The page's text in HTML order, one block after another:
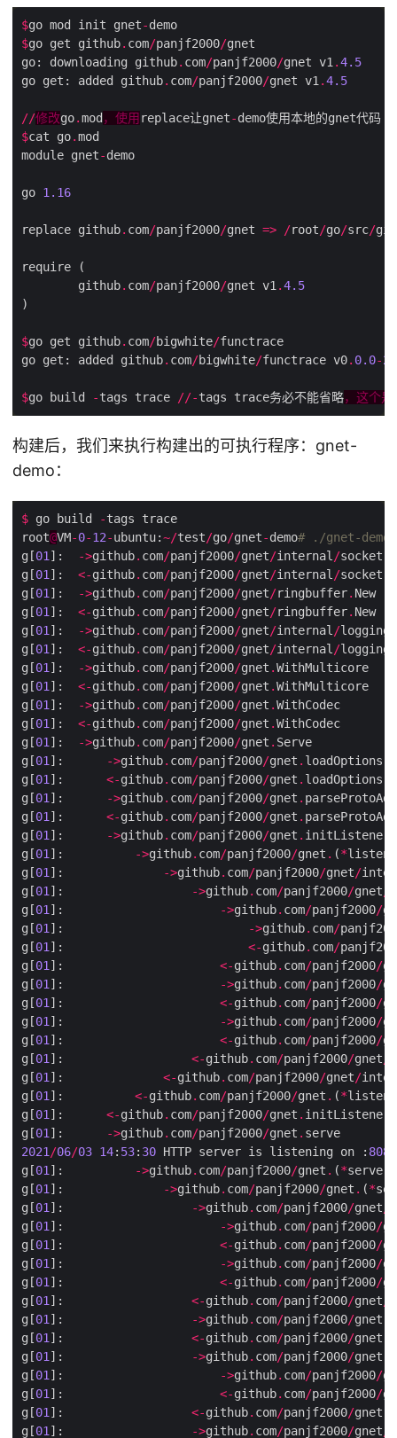
$go mod init gnet-
$go get github. com/panjf2000/
go: downloading github. com/panjf2000/gnet v1.4.5
go get: added github. com/panjf2000/gnet v1.4.5
//修改go.mod ，使用 replace让gnet-
$cat go.
module gnet-
go 1.16
replace github. com/panjf2000/gnet => /root/go/src/
        github
. com/panjf2000/gnet v1.4.5
$go get github. com/bigwhite/
go get: added github. com/bigwhite/functrace v0. 0.0-
$go build -tags trace //-tags trace务必不能省略，这个是
构建后，我们来执行构建出的可执行程序：gnet-
demo：
$ go build -
root@VM-0-12-ubuntu:~/test/go/gnet-demo# ./gnet-demo
g[01]: ->github. com/panjf2000/gnet/internal/socket
g[01]: <-github. com/panjf2000/gnet/internal/socket
g[01]: ->github. com/panjf2000/gnet/ringbuffer.
g[01]: <-github. com/panjf2000/gnet/ringbuffer.
g[01]: ->github. com/panjf2000/gnet/internal/logging
g[01]: <-github. com/panjf2000/gnet/internal/logging
g[01]: ->github. com/panjf2000/gnet .
g[01]: <-github. com/panjf2000/gnet .
g[01]: ->github. com/panjf2000/gnet .
g[01]: <-github. com/panjf2000/gnet .
g[01]: ->github. com/panjf2000/gnet .
g[01]: ->github. com/panjf2000/gnet .
g[01]: <-github. com/panjf2000/gnet .
g[01]: ->github. com/panjf2000/gnet .
g[01]: <-github. com/panjf2000/gnet .
g[01]: ->github. com/panjf2000/gnet .
g[01]: ->github. com/panjf2000/gnet . (*
g[01]: ->github. com/panjf2000/gnet/
g[01]: ->github. com/panjf2000/gnet/
g[01]: ->github. com/panjf2000/
g[01]: ->github. com/
g[01]: <-github. com/
g[01]: <-github. com/panjf2000/
g[01]: ->github. com/panjf2000/
g[01]: <-github. com/panjf2000/
g[01]: ->github. com/panjf2000/
g[01]: <-github. com/panjf2000/
g[01]: <-github. com/panjf2000/gnet/
g[01]: <-github. com/panjf2000/gnet/
g[01]: <-github. com/panjf2000/gnet . (*
g[01]: <-github. com/panjf2000/gnet .
g[01]: ->github. com/panjf2000/gnet .
2021/06/03 14: 53: 30 HTTP server is listening on : 8080
g[01]: ->github. com/panjf2000/gnet . (*server)
g[01]: ->github. com/panjf2000/gnet . (*
g[01]: ->github. com/panjf2000/gnet/
g[01]: ->github. com/panjf2000/
g[01]: <-github. com/panjf2000/
g[01]: ->github. com/panjf2000/
g[01]: <-github. com/panjf2000/
g[01]: <-github. com/panjf2000/gnet/
g[01]: ->github. com/panjf2000/gnet
g[01]: <-github. com/panjf2000/gnet
g[01]: ->github. com/panjf2000/gnet
g[01]: ->github. com/panjf2000/
g[01]: <-github. com/panjf2000/
g[01]: <-github. com/panjf2000/gnet
g[01]: ->github. com/panjf2000/gnet/